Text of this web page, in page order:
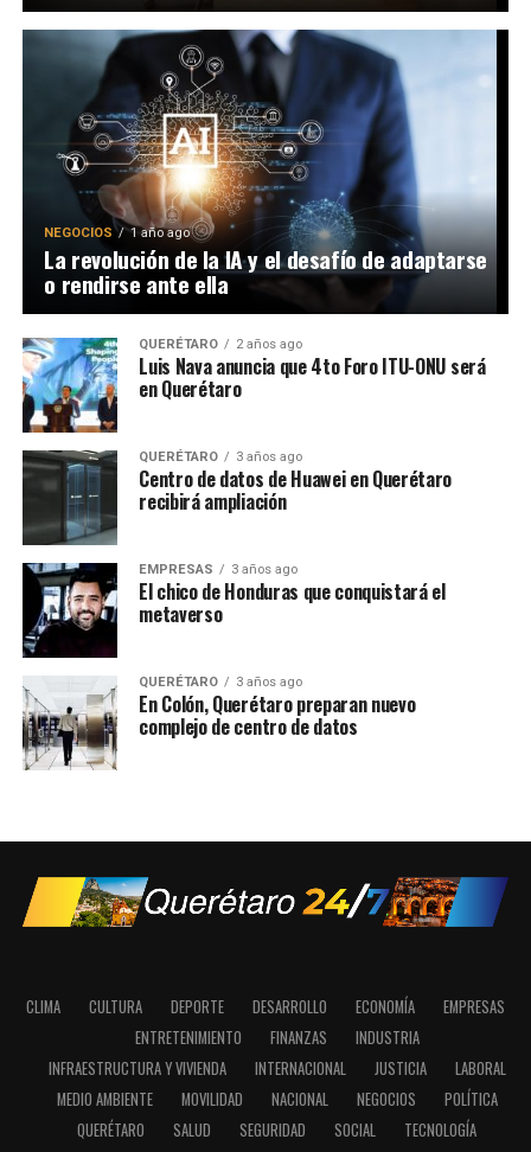
NEGOCIOS 1 año ago
La revolución de la IA y el desafío de adaptarse
o rendirse ante ella
QUERÉTARO 2 años ago
Luis Nava anuncia que 4to Foro ITU-ONU será
en Querétaro
QUERÉTARO 3 años ago
Centro de datos de Huawei en Querétaro
recibirá ampliación
EMPRESAS 3 años ago
El chico de Honduras que conquistará el
metaverso
QUERÉTARO 3 años ago
En Colón, Querétaro preparan nuevo
complejo de centro de datos
CLIMA CULTURA DEPORTE DESARROLLO ECONOMÍA
EMPRESAS
ENTRETENIMIENTO
FINANZAS
INDUSTRIA
INFRAESTRUCTURA Y VIVIENDA
INTERNACIONAL JUSTICIA
LABORAL
MEDIO AMBIENTE
MOVILIDAD NACIONAL NEGOCIOS
POLÍTICA
QUERÉTARO
SALUD SEGURIDAD SOCIAL
TECNOLOGÍA